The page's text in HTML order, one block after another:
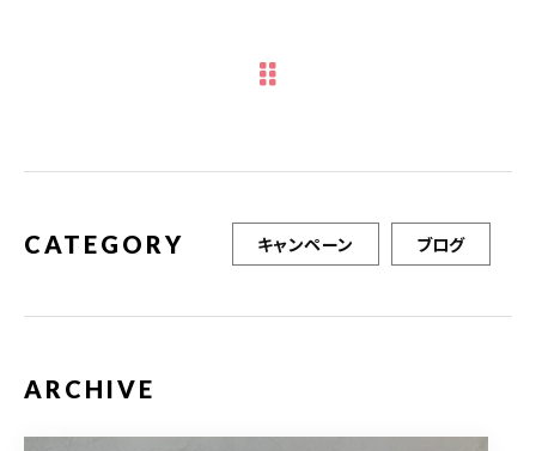
CATEGORY キャンペーン ブログ
ARCHIVE